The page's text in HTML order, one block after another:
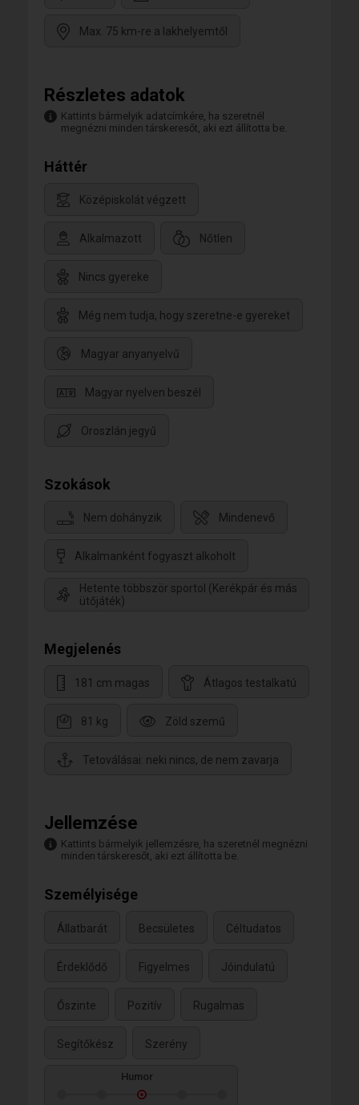
Max. 75 km-re a lakhelyemtől
Részletes adatok
Kattints bármelyik adatcímkére, ha szeretnél
megnézni minden társkeresőt, aki ezt állította be.
Háttér
Középiskolát végzett
Alkalmazott Nőtlen
Nincs gyereke
Még nem tudja, hogy szeretne-e gyereket
Magyar anyanyelvű
Magyar nyelven beszél
Oroszlán jegyű
Szokások
Nem dohányzik Mindenevő
Alkalmanként fogyaszt alkoholt
Hetente többször sportol (Kerékpár és más
ütőjáték)
Megjelenés
181 cm magas Átlagos testalkatú
81 kg Zöld szemű
Tetoválásai: neki nincs, de nem zavarja
Jellemzése
Kattints bármelyik jellemzésre, ha szeretnél megnézni
minden társkeresőt, aki ezt állította be.
Személyisége
Állatbarát Becsületes Céltudatos
Érdeklődő Figyelmes Jóindulatú
Őszinte Pozitív Rugalmas
Segítőkész Szerény
Humor